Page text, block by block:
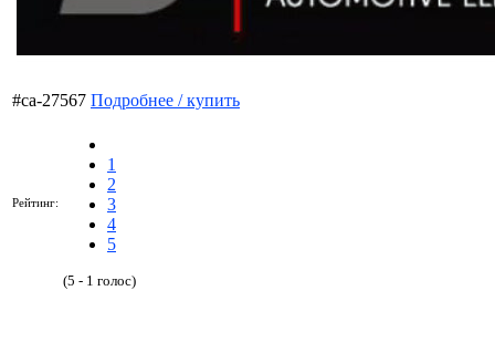
#ca-27567 Подробнее / купить
Рейтинг:
1
2
3
4
5
(5 - 1 голос)